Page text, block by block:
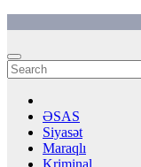
content
ƏSAS
Siyasət
Maraqlı
Kriminal